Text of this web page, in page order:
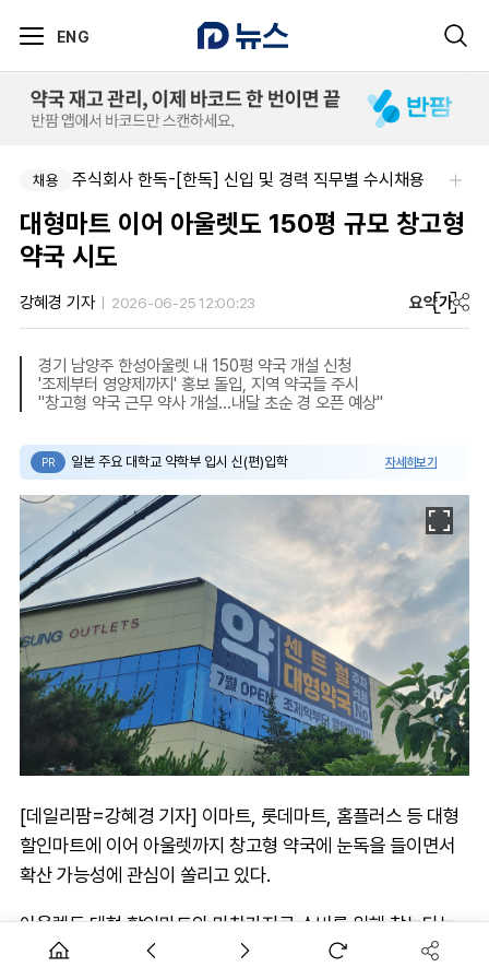
ENG
채용 주식회사 한독-[한독] 신입 및 경력 직무별 수시채용
대형마트 이어 아울렛도 150평 규모 창고형
약국 시도
강혜경 기자 2026-06-25 12:00:23 요약가
경기 남양주 한성아울렛 내 150평 약국 개설 신청
'조제부터 영양제까지' 홍보 돌입, 지역 약국들 주시
"창고형 약국 근무 약사 개설…내달 초순 경 오픈 예상"
PR 일본 주요 대학교 약학부 입시 신(편)입학 자세히보기
[데일리팜=강혜경 기자] 이마트, 롯데마트, 홈플러스 등 대형
할인마트에 이어 아울렛까지 창고형 약국에 눈독을 들이면서
확산 가능성에 관심이 쏠리고 있다.
아울렛도 대형 할인마트와 마찬가지로 소비를 위해 찾는다는
목적성과 대형 주차공간 등을 확보하고 있어 별도 주차관리요